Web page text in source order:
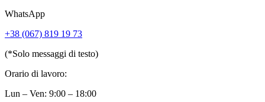
WhatsApp
+38 (067) 819 19 73
(*Solo messaggi di testo)
Orario di lavoro:
Lun – Ven: 9:00 – 18:00